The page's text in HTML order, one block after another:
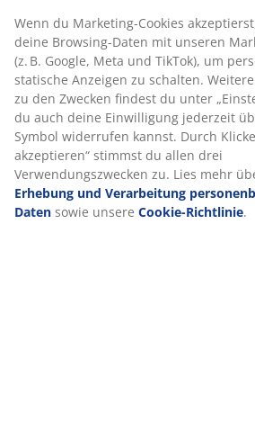
Wenn du Marketing-Cookies
deine Browsing-Daten mit unseren
(z. B. Google, Meta und TikTok), um
statische Anzeigen zu schalten.
zu den Zwecken findest du unter
du auch deine Einwilligung jederzeit
Symbol widerrufen kannst. Durch
akzeptieren“ stimmst du allen drei
Verwendungszwecken zu. Lies mehr
Erhebung und Verarbeitung
Daten sowie unsere Cookie-Richtlinie.